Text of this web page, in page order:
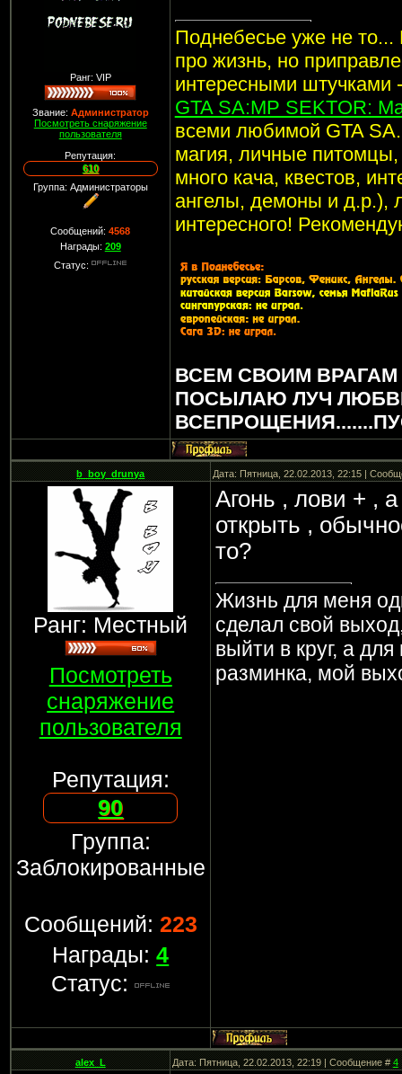
Ранг: VIP
Звание: Администратор
Посмотреть снаряжение
пользователя
Репутация:
610
Группа: Администраторы
Сообщений:4568
Награды: 209
Статус:
Поднебесье уже не то...
про жизнь, но
интересными штучками
GTA SA:MP SEKTOR:
всеми любимой GTA
магия, личные питомцы,
много кача, квестов,
ангелы, демоны и д.р.),
интересного!
ВСЕМ СВОИМ
ПОСЫЛАЮ ЛУЧ
b_boy_drunya Дата: Пятница, 22.02.2013, 22:15 |
Ранг: Местный
Посмотреть
снаряжение
пользователя
Репутация:
90
Группа:
Заблокированные
Сообщений: 223
Награды:4
Статус:
Агонь , лови + ,
открыть ,
то?
Жизнь для меня
сделал свой
выйти в круг, а
разминка, мой
alex_L Дата: Пятница, 22.02.2013, 22:19 | Сообщение #4